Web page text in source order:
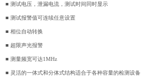
■ 测试电压，泄漏电流，测试时间同时显示
■ 测试报警值可连续任意设置
■ 相位自动转换
■ 超限声光报警
■ 测量频宽可达1MHz
■ 灵活的一体式和分体式结构适合于各种容量的检测设备